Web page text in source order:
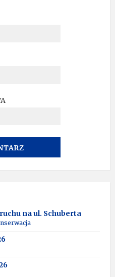
na ul. Schuberta